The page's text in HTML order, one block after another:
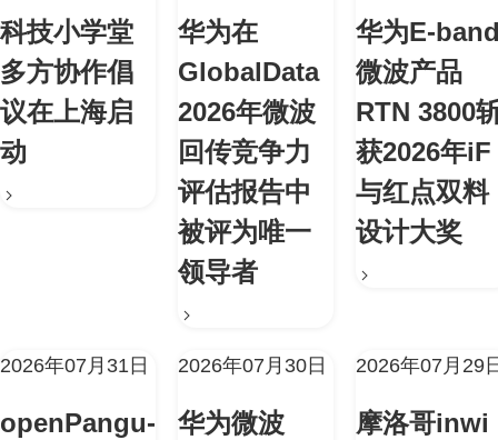
科技小学堂
多方协作倡
议在上海启
动
华为在
GlobalData
2026年微波
回传竞争力
评估报告中
被评为唯一
领导者
华为E-
微波产品
RTN 3800
获2026年iF
与红点双料
设计大奖
2026年07月31日
openPangu-
2026年07月30日
华为微波
2026年07月29
摩洛哥inwi